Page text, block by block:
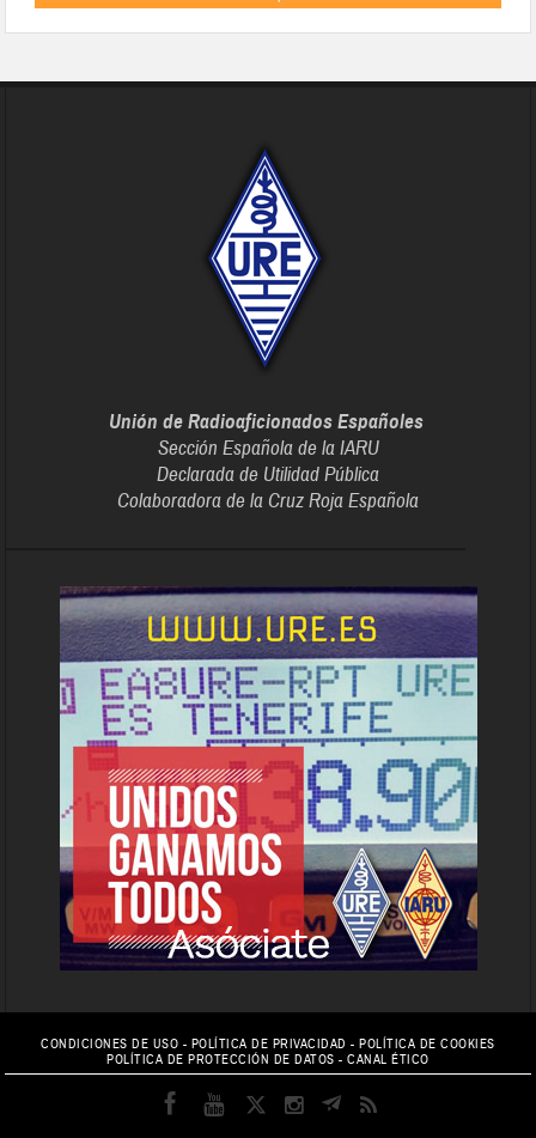
Unión de Radioaficionados Españoles
Sección Española de la IARU
Declarada de Utilidad Pública
Colaboradora de la Cruz Roja Española
CONDICIONES DE USO - POLÍTICA DE PRIVACIDAD -POLÍTICA DE COOKIES
POLÍTICA DE PROTECCIÓN DE DATOS -CANAL ÉTICO